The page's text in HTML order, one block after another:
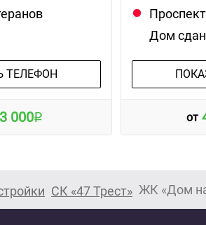
ТЕЛЕФОН
000
Дом сдан
от
СК «47 Трест» ЖК «Дом